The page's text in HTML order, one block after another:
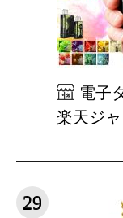
電子
楽天ジ
29